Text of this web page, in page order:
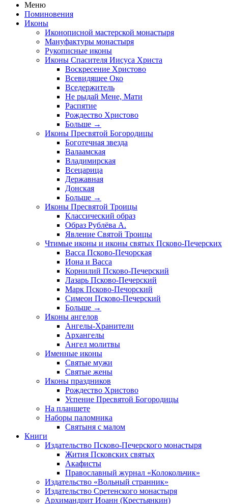
Меню
Поминовения
Иконы
Иконописной мастерской монастыря
Мануфактуры монастыря
Рукописные иконы
Иконы Спасителя Иисуса Христа
Воскресение Христово
Всевидящее Око
Вседержитель
Не рыдай Мене, Мати
Распятие
Рождество Христово
Больше →
Иконы Пресвятой Богородицы
Боготечная звезда
Валаамская
Владимирская
Всецарица
Державная
Донская
Больше →
Иконы Пресвятой Троицы
Классический образ
Образ Рублёва А.
Явление Святой Троицы
Чтимые иконы и иконы святых Псково-Печерских
Васса Псково-Печорская
Иона и Васса
Корнилий Псково-Печерский
Лазарь Псково-Печерский
Марк Псково-Печорский
Симеон Псково-Печерский
Больше →
Иконы ангелов
Ангелы-Хранители
Архангелы
Ангел молитвы
Именные иконы
Святые мужи
Святые жены
Иконы праздников
Рождество Христово
Успение Пресвятой Богородицы
На планшете
Наборы паломника
Святыня с малом
Книги
Издательство Псково-Печерского монастыря
Жития Псковских святых
Акафисты
Православный журнал «Колокольчик»
Издательство «Вольный странник»
Издательство Сретенского монастыря
Архимандрит Иоанн (Крестьянкин)